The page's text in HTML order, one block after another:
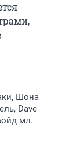
Шона
Dave
мл.